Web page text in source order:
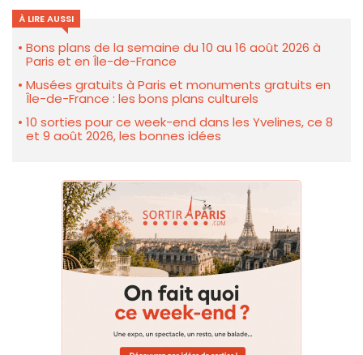
À LIRE AUSSI
Bons plans de la semaine du 10 au 16 août 2026 à
Paris et en Île-de-France
Musées gratuits à Paris et monuments gratuits en
Île-de-France : les bons plans culturels
10 sorties pour ce week-end dans les Yvelines, ce 8
et 9 août 2026, les bonnes idées